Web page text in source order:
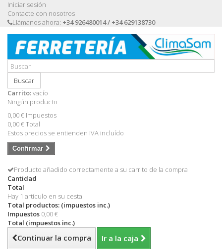
Iniciar sesión
Contacte con nosotros
Llámanos ahora: +34 926480014 / +34 629138730
Buscar
Carrito:vacío
Ningún producto
0,00 € Impuestos
0,00 €Total
Estos precios se entienden IVA incluído
Confirmar
Producto añadido correctamente a su carrito de la compra
Cantidad
Total
Hay 1 artículo en su cesta.
Total productos: (impuestos inc.)
Impuestos 0,00 €
Total (impuestos inc.)
Continuar la compra Ir a la caja